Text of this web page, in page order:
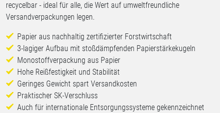
recycelbar - ideal für alle, die Wert auf umweltfreundliche
Versandverpackungen legen.
Papier aus nachhaltig zertifizierter Forstwirtschaft
3-lagiger Aufbau mit stoßdämpfenden Papierstärkekugeln
Monostoffverpackung aus Papier
Hohe Reißfestigkeit und Stabilität
Geringes Gewicht spart Versandkosten
Praktischer SK-Verschluss
Auch für internationale Entsorgungssysteme gekennzeichnet